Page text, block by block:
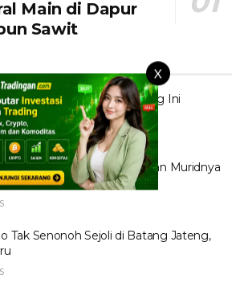
X
Main di Dapur
Sawit
Prank Ojol di Kolam Renang Ini
Tak Terduga
Ibu Guru Bahasa Inggris dan Muridnya
Jagat Maya
Tak Senonoh Sejoli di Batang Jateng,